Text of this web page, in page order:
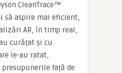
CleanTrace™
aspire mai eficient,
AR, în timp real,
curățat și cu
le-au ratat,
față de